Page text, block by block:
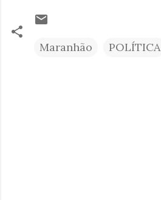
Maranhão POLÍTICA